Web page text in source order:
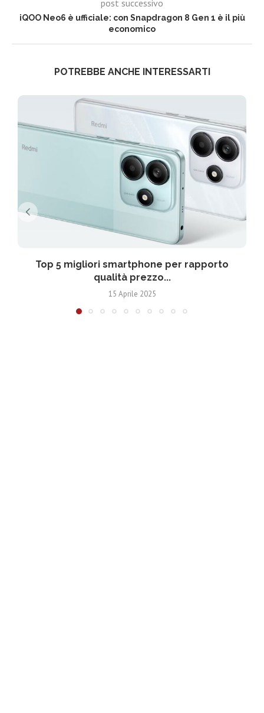
post successivo
iQOO Neo6 è ufficiale: con Snapdragon 8 Gen 1 è il più
economico
POTREBBE ANCHE INTERESSARTI
Top 5 migliori smartphone per rapporto
qualità prezzo...
15 Aprile 2025